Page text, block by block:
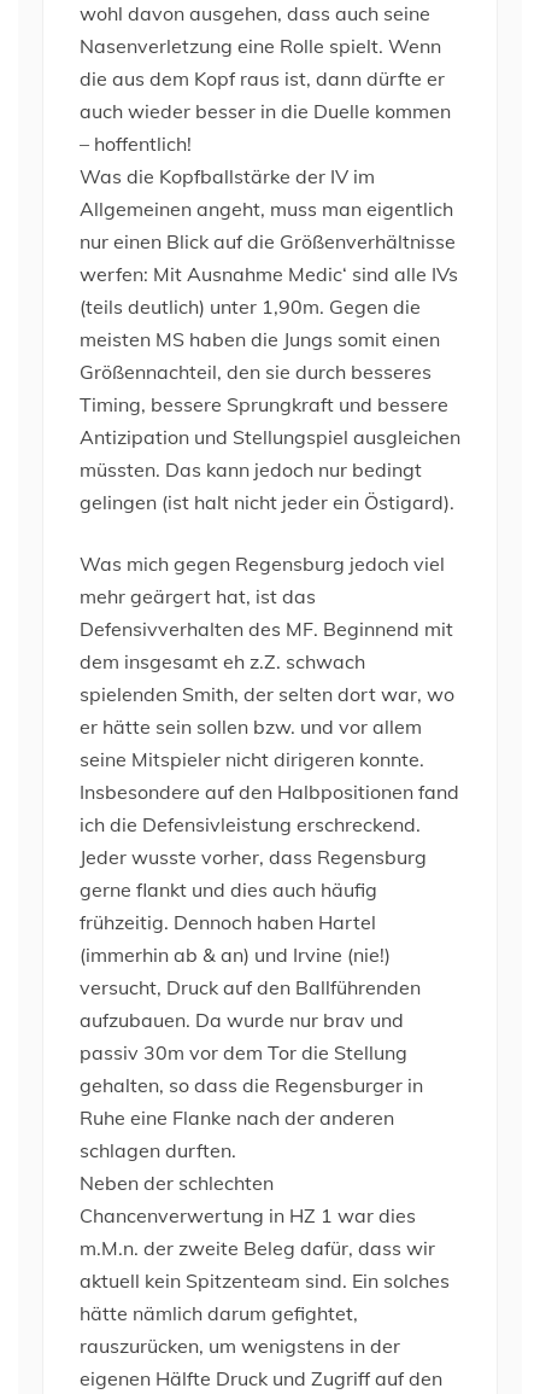
wohl davon ausgehen, dass auch seine
Nasenverletzung eine Rolle spielt. Wenn
die aus dem Kopf raus ist, dann dürfte er
auch wieder besser in die Duelle kommen
– hoffentlich!
Was die Kopfballstärke der IV im
Allgemeinen angeht, muss man eigentlich
nur einen Blick auf die Größenverhältnisse
werfen: Mit Ausnahme Medic‘ sind alle IVs
(teils deutlich) unter 1,90m. Gegen die
meisten MS haben die Jungs somit einen
Größennachteil, den sie durch besseres
Timing, bessere Sprungkraft und bessere
Antizipation und Stellungspiel ausgleichen
müssten. Das kann jedoch nur bedingt
gelingen (ist halt nicht jeder ein Östigard).
Was mich gegen Regensburg jedoch viel
mehr geärgert hat, ist das
Defensivverhalten des MF. Beginnend mit
dem insgesamt eh z.Z. schwach
spielenden Smith, der selten dort war, wo
er hätte sein sollen bzw. und vor allem
seine Mitspieler nicht dirigeren konnte.
Insbesondere auf den Halbpositionen fand
ich die Defensivleistung erschreckend.
Jeder wusste vorher, dass Regensburg
gerne flankt und dies auch häufig
frühzeitig. Dennoch haben Hartel
(immerhin ab & an) und Irvine (nie!)
versucht, Druck auf den Ballführenden
aufzubauen. Da wurde nur brav und
passiv 30m vor dem Tor die Stellung
gehalten, so dass die Regensburger in
Ruhe eine Flanke nach der anderen
schlagen durften.
Neben der schlechten
Chancenverwertung in HZ 1 war dies
m.M.n. der zweite Beleg dafür, dass wir
aktuell kein Spitzenteam sind. Ein solches
hätte nämlich darum gefightet,
rauszurücken, um wenigstens in der
eigenen Hälfte Druck und Zugriff auf den